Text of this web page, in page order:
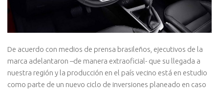
De acuerdo con medios de prensa brasileños, ejecutivos de la
marca adelantaron –de manera extraoficial- que su llegada a
nuestra región y la producción en el país vecino está en estudio
como parte de un nuevo ciclo de inversiones planeado en caso